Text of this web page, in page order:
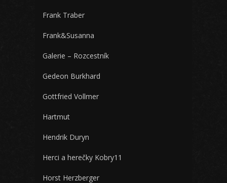
Frank Traber
Frank&Susanna
Galerie – Rozcestník
Gedeon Burkhard
Gottfried Vollmer
Hartmut
Hendrik Duryn
Herci a herečky Kobry11
Horst Herzberger